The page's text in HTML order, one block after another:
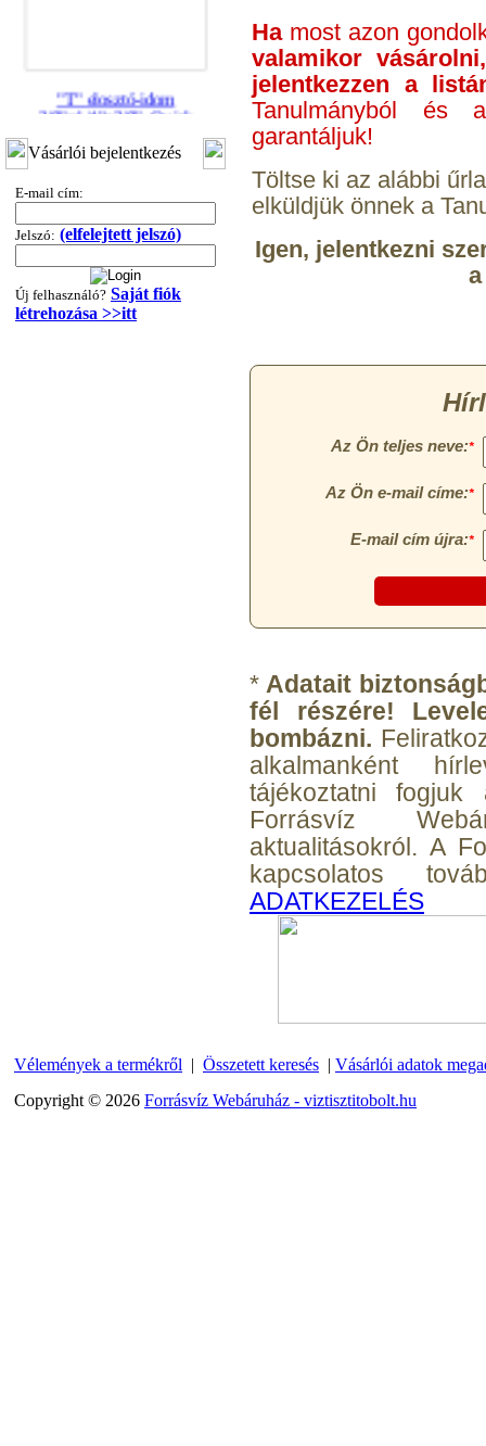
"T" elosztó-idom
3/8"x1/4"x3/8", Quick
360,-Ft
320,-Ft
Vásárlói bejelentkezés
E-mail cím:
Jelszó: (elfelejtett jelszó)
Új felhasználó? Saját fiók
létrehozása >>itt
Ha most azon
valamikor
jelentkezzen a
Tanulmányból és
garantáljuk!
Töltse ki az alábbi
elküldjük önnek a
Igen, jelentkezni
*Adatait
fél részére!
bombázni.
alkalmanként
tájékoztatni
Forrásvíz
aktualitásokról. A
kapcsolatos
ADATKEZELÉS
Vélemények a termékről | Összetett keresés | Vásárlói adatok
Copyright © 2026 Forrásvíz Webáruház - viztisztitobolt.hu